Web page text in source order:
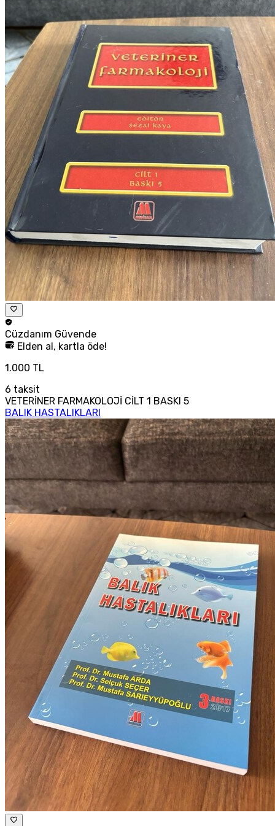
Cüzdanım Güvende
Elden al, kartla öde!
1.000 TL
6 taksit
VETERİNER FARMAKOLOJİ CİLT 1 BASKI 5
BALIK HASTALIKLARI